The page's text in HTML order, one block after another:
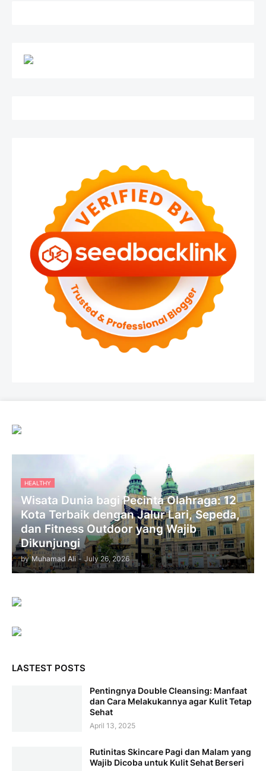
HEALTHY
Wisata Dunia bagi Pecinta Olahraga: 12
Kota Terbaik dengan Jalur Lari, Sepeda,
dan Fitness Outdoor yang Wajib
Dikunjungi
by Muhamad Ali - July 26, 2026
LASTEST POSTS
Pentingnya Double Cleansing: Manfaat
dan Cara Melakukannya agar Kulit Tetap
Sehat
April 13, 2025
Rutinitas Skincare Pagi dan Malam yang
Wajib Dicoba untuk Kulit Sehat Berseri